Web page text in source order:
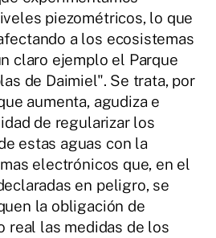
piezométricos, lo que
a los ecosistemas
claro ejemplo el Parque
de Daimiel". Se trata, por
aumenta, agudiza e
de regularizar los
estas aguas con la
electrónicos que, en el
en peligro, se
la obligación de
real las medidas de los